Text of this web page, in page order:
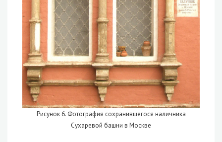
Рисунок 6. Фотография сохранившегося наличника
Сухаревой башни в Москве